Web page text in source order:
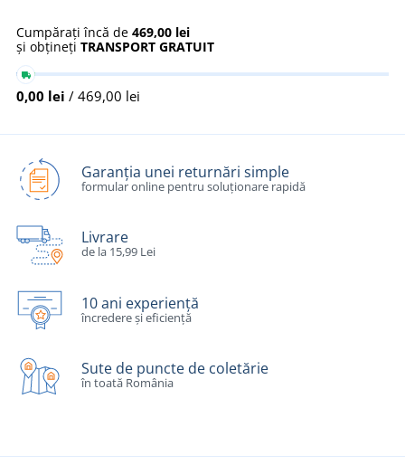
Cumpărați încă de 469,00 lei
și obțineți TRANSPORT GRATUIT
0,00 lei / 469,00 lei
Garanția unei returnări simple
formular online pentru soluționare rapidă
Livrare
de la 15,99 Lei
10 ani experiență
încredere și eficiență
Sute de puncte de coletărie
în toată România